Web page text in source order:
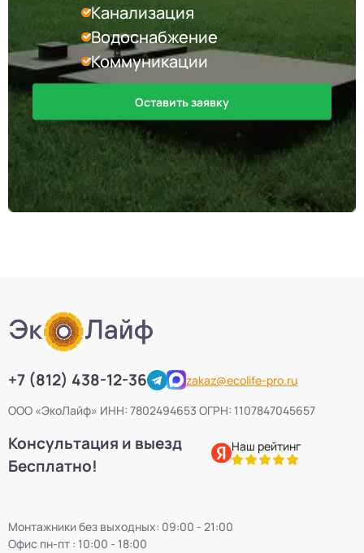
Канализация
Водоснабжение
Коммуникации
Оставить заявку
+7 (812) 438-12-36
zakaz@ecolife-pro.ru
ООО «ЭкоЛайф» ИНН: 7802494653 ОГРН: 1107847045657
Консультация и выезд
Бесплатно!
Наш рейтинг
Монтажники без выходных: 09:00 - 21:00
Офис пн-пт : 10:00 - 18:00